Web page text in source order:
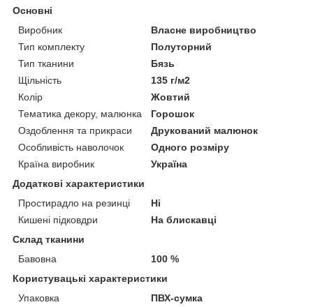
Основні
Виробник
Власне виробництво
Тип комплекту
Полуторний
Тип тканини
Бязь
Щільність
135 г/м2
Колір
Жовтий
Тематика декору, малюнка
Горошок
Оздоблення та прикраси
Друкований малюнок
Особливість наволочок
Одного розміру
Країна виробник
Україна
Додаткові характеристики
Простирадло на резинці
Ні
Кишені підковдри
На блискавці
Склад тканини
Бавовна
100 %
Користувацькі характеристики
Упаковка
ПВХ-сумка